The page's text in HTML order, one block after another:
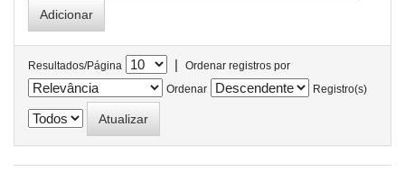
Resultados/Página |
Ordenar registros por
Ordenar
Registro(s)